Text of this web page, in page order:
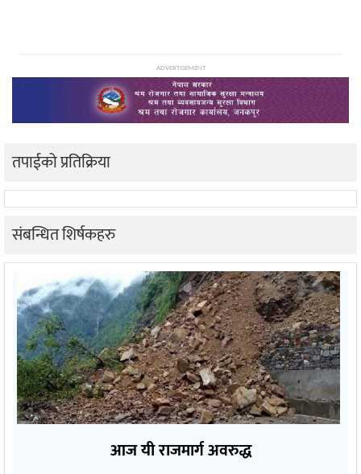
ADVERTISEMENT
तपाईको प्रतिक्रिया
संबन्धित शिर्षकहरु
आज यी राजमार्ग अवरुद्ध